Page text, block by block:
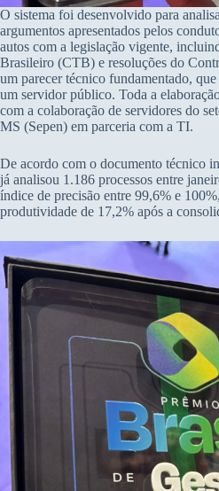
O sistema foi desenvolvido para
argumentos apresentados pelos
autos com a legislação vigente,
Brasileiro (CTB) e resoluções do
um parecer técnico fundamentado,
um servidor público. Toda a
com a colaboração de servidores do
MS (Sepen) em parceria com a TI.
De acordo com o documento técnico
já analisou 1.186 processos entre
índice de precisão entre 99,6% e
produtividade de 17,2% após a